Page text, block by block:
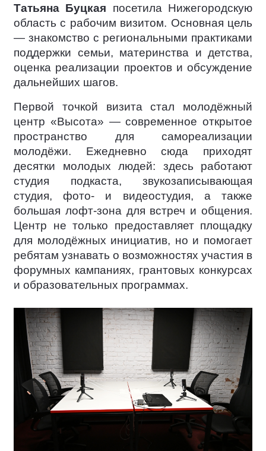
Татьяна Буцкая посетила Нижегородскую
область с рабочим визитом. Основная цель
— знакомство с региональными практиками
поддержки семьи, материнства и детства,
оценка реализации проектов и обсуждение
дальнейших шагов.
Первой точкой визита стал молодёжный
центр «Высота» — современное открытое
пространство для самореализации
молодёжи. Ежедневно сюда приходят
десятки молодых людей: здесь работают
студия подкаста, звукозаписывающая
студия, фото- и видеостудия, а также
большая лофт-зона для встреч и общения.
Центр не только предоставляет площадку
для молодёжных инициатив, но и помогает
ребятам узнавать о возможностях участия в
форумных кампаниях, грантовых конкурсах
и образовательных программах.